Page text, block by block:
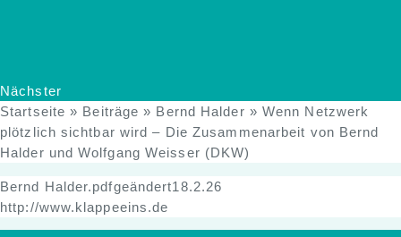
Nächster
Startseite » Beiträge » Bernd Halder » Wenn Netzwerk
plötzlich sichtbar wird – Die Zusammenarbeit von Bernd
Halder und Wolfgang Weisser (DKW)
Bernd Halder.pdfgeändert18.2.26
http://www.klappeeins.de